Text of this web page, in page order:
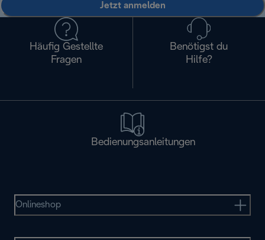
Jetzt anmelden
Häufig Gestellte
Fragen
Benötigst du
Hilfe?
Bedienungsanleitungen
Onlineshop